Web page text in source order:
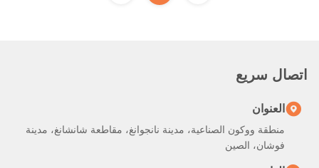
اتصال سريع
العنوان
منطقة ووكون الصناعية، مدينة نانجوانغ، مقاطعة شانشانغ، مدينة
فوشان، الصين